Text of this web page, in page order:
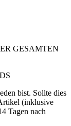
GESAMTEN
bist. Sollte dies
(inklusive
Tagen nach